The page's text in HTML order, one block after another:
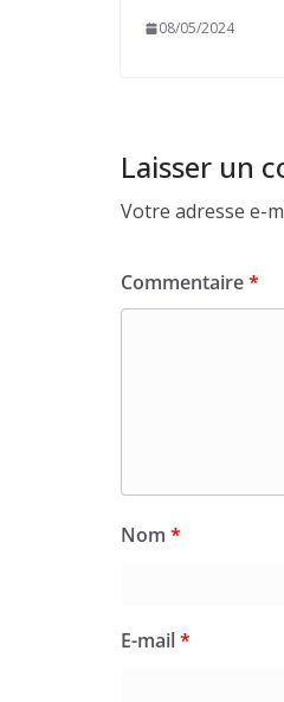
08/05/2024
Laisser un
Votre adresse e-
Commentaire*
Nom *
E-mail*